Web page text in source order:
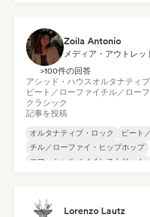
Zoila Antonio
メディア・アウトレッ
>100件の回答
アシッド・ハウスオルタナティ
ビート／ローファイチル／ロー
クラシック
記事を投稿
オルタナティブ・ロック
ビート
チル／ローファイ・ヒップホップ
コマーシャル／メインストリーム
Lorenzo Lautz